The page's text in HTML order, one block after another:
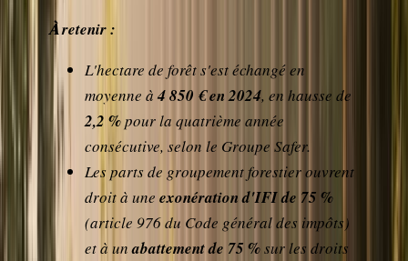
À retenir :
L'hectare de forêt s'est échangé en
moyenne à 4 850 € en 2024, en hausse de
2,2 %pour la quatrième année
consécutive, selon le Groupe Safer.
Les parts de groupement forestier ouvrent
droit à une exonération d'IFI de 75 %
(article 976 du Code général des impôts)
et à unabattement de 75 %sur les droits